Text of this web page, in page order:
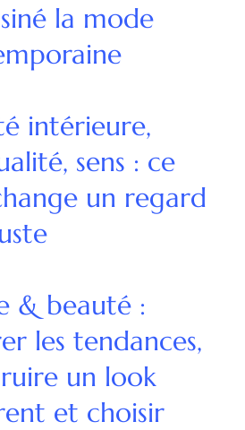
la mode
intérieure,
sens : ce
un regard
& beauté :
les tendances,
un look
et choisir